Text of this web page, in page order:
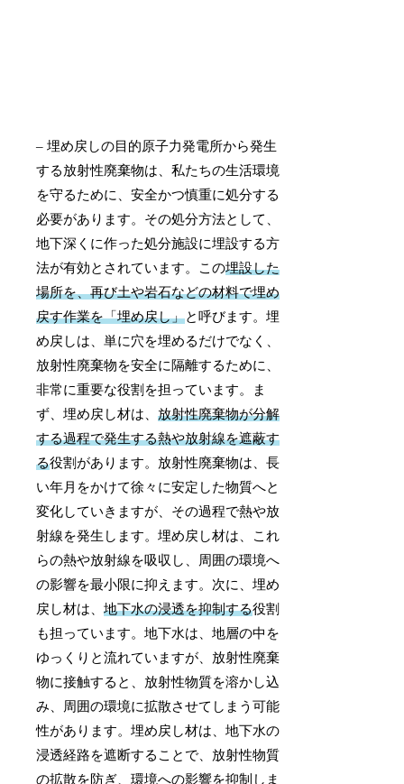
– 埋め戻しの目的原子力発電所から発生
する放射性廃棄物は、私たちの生活環境
を守るために、安全かつ慎重に処分する
必要があります。その処分方法として、
地下深くに作った処分施設に埋設する方
法が有効とされています。この埋設した
場所を、再び土や岩石などの材料で埋め
戻す作業を「埋め戻し」と呼びます。埋
め戻しは、単に穴を埋めるだけでなく、
放射性廃棄物を安全に隔離するために、
非常に重要な役割を担っています。ま
ず、埋め戻し材は、放射性廃棄物が分解
する過程で発生する熱や放射線を遮蔽す
る役割があります。放射性廃棄物は、長
い年月をかけて徐々に安定した物質へと
変化していきますが、その過程で熱や放
射線を発生します。埋め戻し材は、これ
らの熱や放射線を吸収し、周囲の環境へ
の影響を最小限に抑えます。次に、埋め
戻し材は、地下水の浸透を抑制する役割
も担っています。地下水は、地層の中を
ゆっくりと流れていますが、放射性廃棄
物に接触すると、放射性物質を溶かし込
み、周囲の環境に拡散させてしまう可能
性があります。埋め戻し材は、地下水の
浸透経路を遮断することで、放射性物質
の拡散を防ぎ、環境への影響を抑制しま